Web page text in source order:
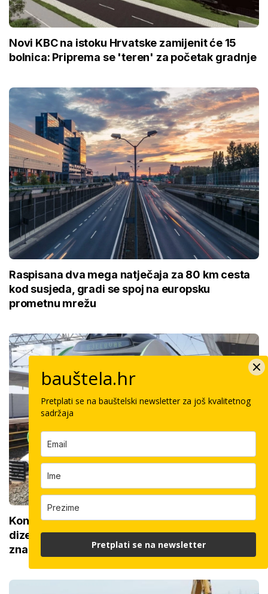
Novi KBC na istoku Hrvatske zamijenit će 15
bolnica: Priprema se 'teren' za početak gradnje
Raspisana dva mega natječaja za 80 km cesta
kod susjeda, gradi se spoj na europsku
prometnu mrežu
Končar dobio posao od 53 milijuna eura: Stare
dizelske zamijenit će njihovi baterijski vlakovi,
zna se kada
bauštela.hr
Pretplati se na bauštelski newsletter za još kvalitetnog
sadržaja
Pretplati se na newsletter